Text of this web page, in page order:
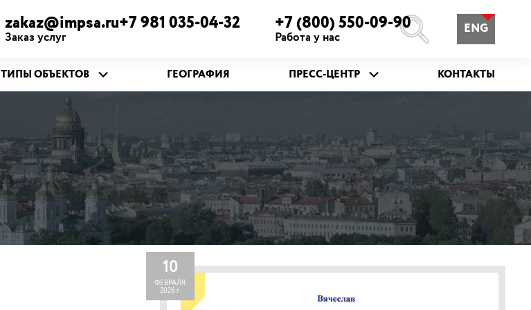
zakaz@impsa.ru+7 981 035-04-32
Заказ услуг
+7 (800) 550-09-90
Работа у нас ENG
ТИПЫ ОБЪЕКТОВ ГЕОГРАФИЯ ПРЕСС-ЦЕНТР КОНТАКТЫ
10
ФЕВРАЛЯ
2026 г.